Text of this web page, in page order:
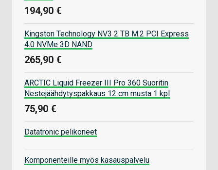
194,90 €
Kingston Technology NV3 2 TB M.2 PCI Express
4.0 NVMe 3D NAND
265,90 €
ARCTIC Liquid Freezer III Pro 360 Suoritin
Nestejäähdytyspakkaus 12 cm musta 1 kpl
75,90 €
Datatronic pelikoneet
Komponenteille myös kasauspalvelu